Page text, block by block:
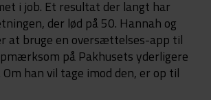
i job. Et resultat der langt har
der lød på 50. Hannah og
at bruge en oversættelses-app til
på Pakhusets yderligere
han vil tage imod den, er op til